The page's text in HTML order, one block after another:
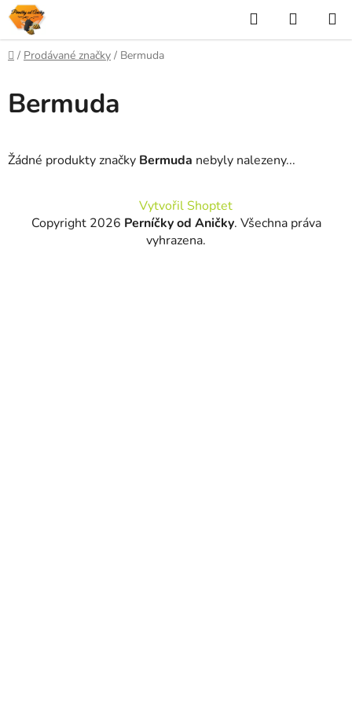
Přejít
na
obsah
Hledat
KOŠÍK
Domů
/ Prodávané značky / Bermuda
Bermuda
Žádné produkty značky Bermuda nebyly nalezeny...
Vytvořil Shoptet
Copyright 2026 Perníčky od Aničky. Všechna práva
vyhrazena.